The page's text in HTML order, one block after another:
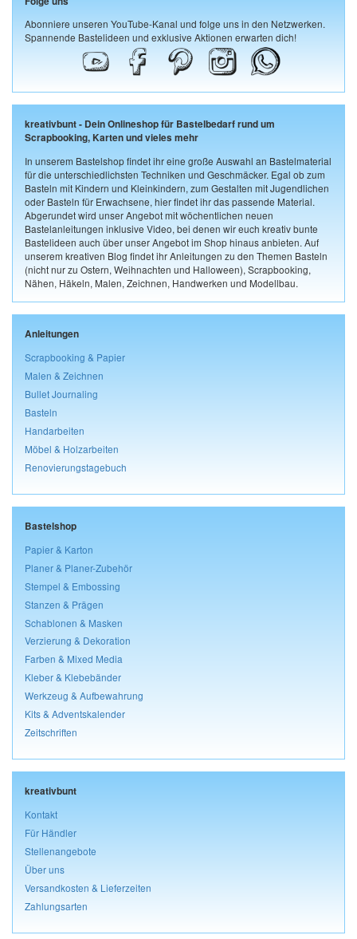
Abonniere unseren YouTube-Kanal und folge uns in den Netzwerken.
Spannende Bastelideen und exklusive Aktionen erwarten dich!
kreativbunt - Dein Onlineshop für Bastelbedarf rund um
Scrapbooking, Karten und vieles mehr
In unserem Bastelshop findet ihr eine große Auswahl an Bastelmaterial
für die unterschiedlichsten Techniken und Geschmäcker. Egal ob zum
Basteln mit Kindern und Kleinkindern, zum Gestalten mit Jugendlichen
oder Basteln für Erwachsene, hier findet ihr das passende Material.
Abgerundet wird unser Angebot mit wöchentlichen neuen
Bastelanleitungen inklusive Video, bei denen wir euch kreativ bunte
Bastelideen auch über unser Angebot im Shop hinaus anbieten. Auf
unserem kreativen Blog findet ihr Anleitungen zu den Themen Basteln
(nicht nur zu Ostern, Weihnachten und Halloween), Scrapbooking,
Nähen, Häkeln, Malen, Zeichnen, Handwerken und Modellbau.
Anleitungen
Scrapbooking & Papier
Malen & Zeichnen
Bullet Journaling
Basteln
Handarbeiten
Möbel & Holzarbeiten
Renovierungstagebuch
Bastelshop
Papier & Karton
Planer & Planer-Zubehör
Stempel & Embossing
Stanzen & Prägen
Schablonen & Masken
Verzierung & Dekoration
Farben & Mixed Media
Kleber & Klebebänder
Werkzeug & Aufbewahrung
Kits & Adventskalender
Zeitschriften
kreativbunt
Kontakt
Für Händler
Stellenangebote
Über uns
Versandkosten & Lieferzeiten
Zahlungsarten